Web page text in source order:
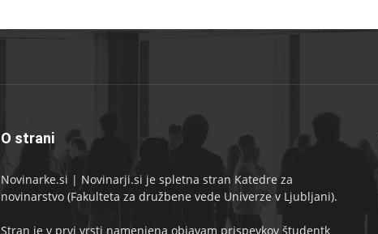
O strani
Novinarke.si | Novinarji.si je spletna stran Katedre za
novinarstvo (Fakulteta za družbene vede Univerze v Ljubljani).
Stran je v prvi vrsti namenjena objavam prispevkov študentk